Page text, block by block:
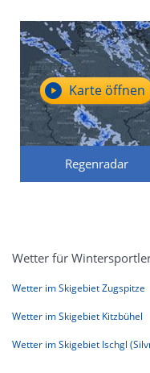
Regenradar
Karte öffnen
Wetter für
Wetter im Skigebiet Zugspitze
Wetter im Skigebiet Kitzbühel
Wetter im Skigebiet Ischgl